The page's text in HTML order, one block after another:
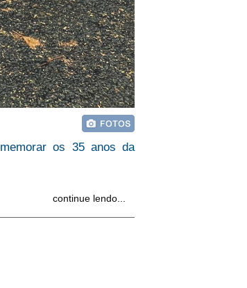
os 35 anos da
continue lendo...